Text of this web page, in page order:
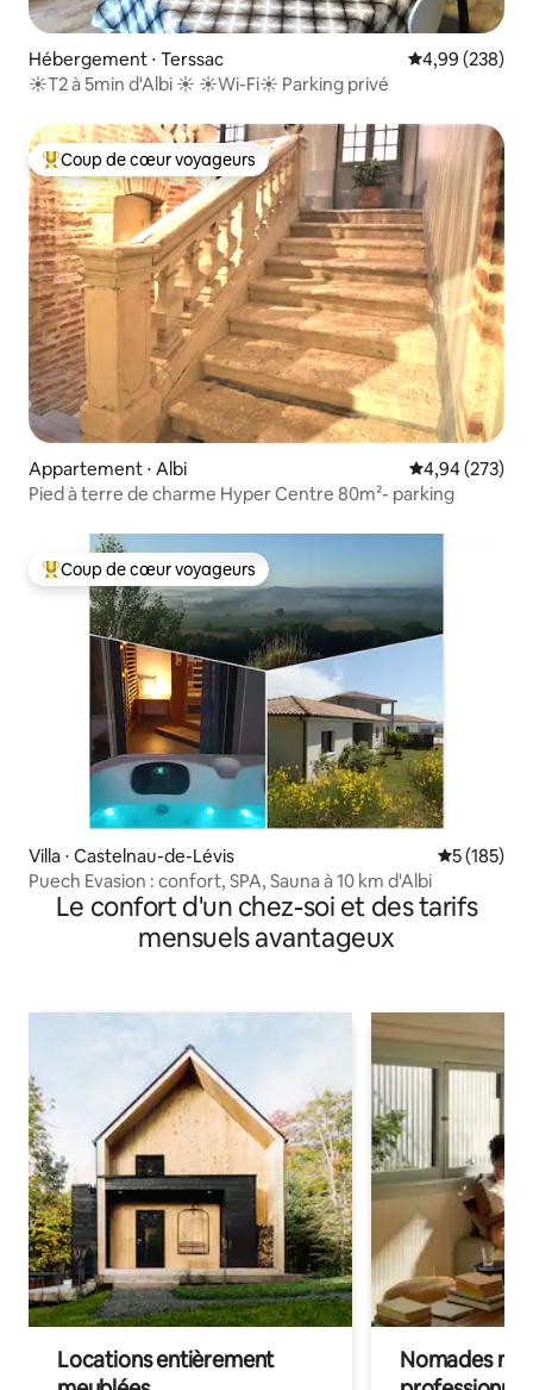
Hébergement ⋅ Terssac Évaluation
4,99 (238)
☀️T2 à 5min d'Albi ☀️ ☀️Wi-Fi☀️ Parking privé
Coups de cœur voyageurs les plus appréciés
Coup de cœur voyageurs
Appartement ⋅ Albi Évaluation
4,94 (273)
Pied à terre de charme Hyper Centre 80m²- parking
Coups de cœur voyageurs les plus appréciés
Coup de cœur voyageurs
Villa ⋅ Castelnau-de-Lévis Évaluation
5 (185)
Puech Evasion : confort, SPA, Sauna à 10 km d'Albi
Le confort d'un chez-soi et des tarifs
mensuels avantageux
Locations entièrement
Nomades